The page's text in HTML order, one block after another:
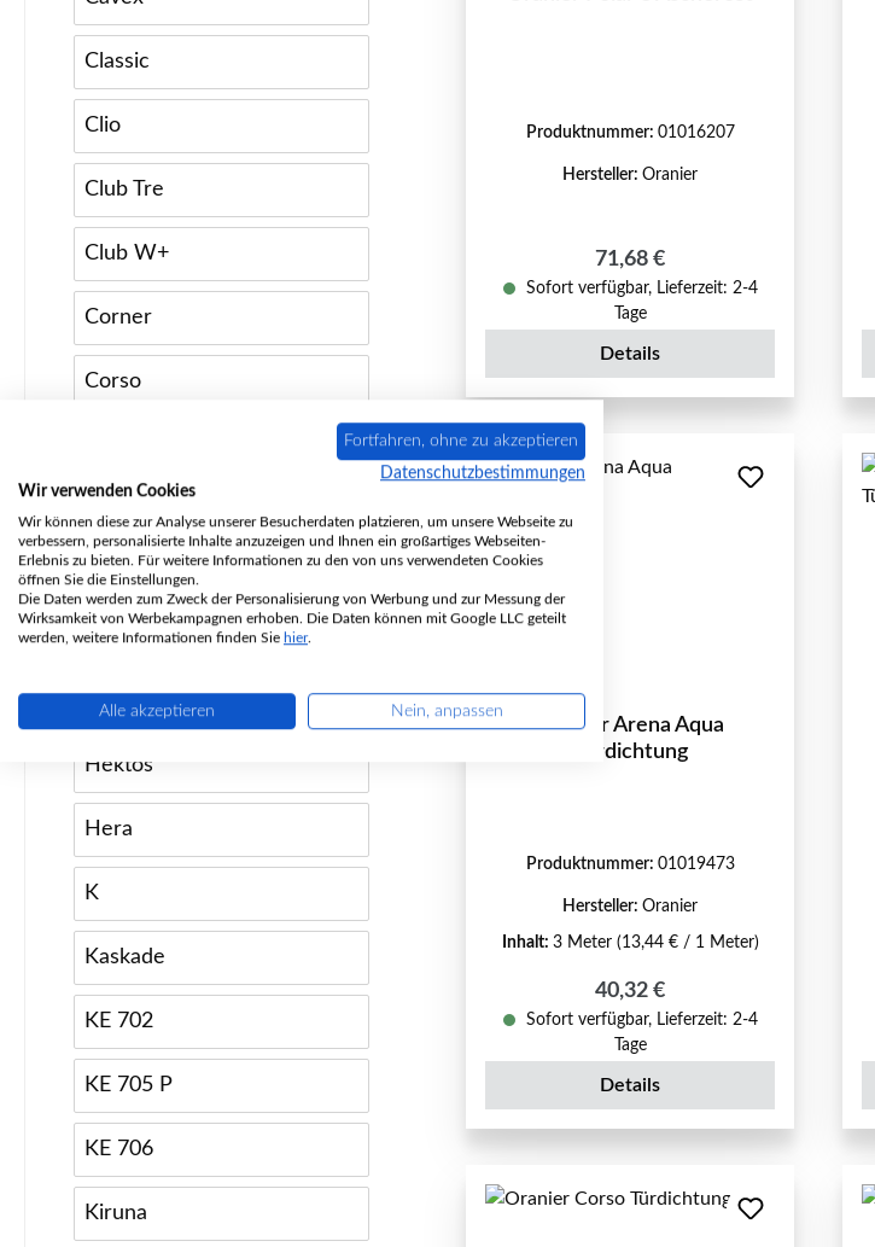
Classic
Clio
Club Tre
Club W+
Corner
Corso
Fehmarn 7
Fjord
Gala
Hektos
Hera
K
Kaskade
KE 702
KE 705 P
KE 706
Kiruna
Produktnummer: 01016207
Hersteller:Oranier
Regulärer Preis:
71,68 €
Sofort verfügbar, Lieferzeit: 2-4
Tage
Details
Oranier Arena Aqua
Türdichtung
Produktnummer: 01019473
Hersteller:Oranier
Inhalt: 3 Meter (13,44 € / 1 Meter)
Regulärer Preis:
40,32 €
Sofort verfügbar, Lieferzeit: 2-4
Tage
Details
Fortfahren, ohne zu akzeptieren
Datenschutzbestimmungen
Wir verwenden Cookies
Wir können diese zur Analyse unserer Besucherdaten platzieren, um unsere Webseite zu
verbessern, personalisierte Inhalte anzuzeigen und Ihnen ein großartiges Webseiten-
Erlebnis zu bieten. Für weitere Informationen zu den von uns verwendeten Cookies
öffnen Sie die Einstellungen.
Die Daten werden zum Zweck der Personalisierung von Werbung und zur Messung der
Wirksamkeit von Werbekampagnen erhoben. Die Daten können mit Google LLC geteilt
werden, weitere Informationen finden Sie hier.
Alle akzeptieren Nein, anpassen